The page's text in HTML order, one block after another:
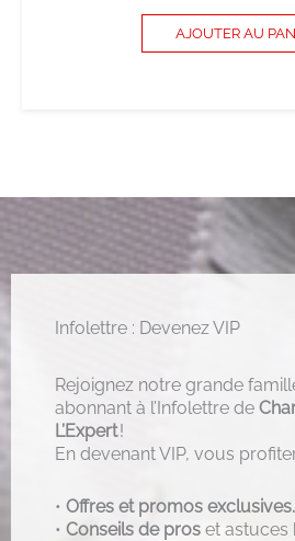
AJOUTER AU
Infolettre : Devenez VIP
Rejoignez notre grande
abonnant à l’Infolettre de
L’Expert!
En devenant VIP, vous
• Offres et promos exclusives.
• Conseils de pros et astuces